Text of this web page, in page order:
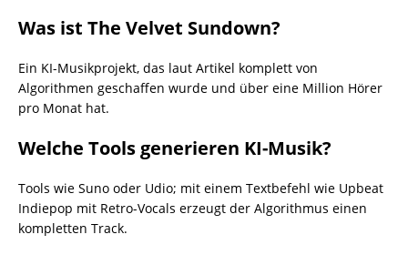
Was ist The Velvet Sundown?
Ein KI-Musikprojekt, das laut Artikel komplett von
Algorithmen geschaffen wurde und über eine Million Hörer
pro Monat hat.
Welche Tools generieren KI-Musik?
Tools wie Suno oder Udio; mit einem Textbefehl wie Upbeat
Indiepop mit Retro-Vocals erzeugt der Algorithmus einen
kompletten Track.